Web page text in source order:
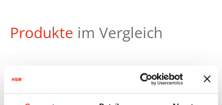
Produkte im Vergleich